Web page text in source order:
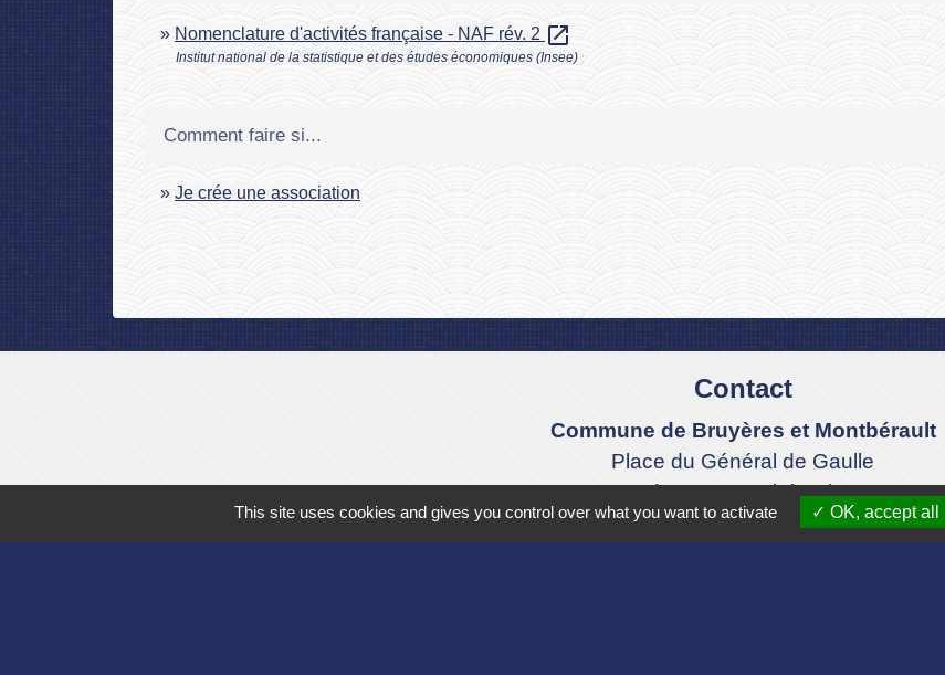
Nomenclature d'activités française - NAF rév. 2 open_in_new
Institut national de la statistique et des études économiques (Insee)
Comment faire si...
Je crée une association
Contact
Commune de Bruyères et Montbérault
Place du Général de Gaulle
02860 Bruyères-et-Montbérault - FRANCE
+33 3 23 24 74 77
This site uses cookies and gives you control over what you want to activate OK, accept all